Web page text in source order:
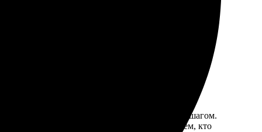
качество отображает все детали. Рамка
с онлайн-редактором, всё понятно, шаг за шагом.
впечатление супер! Рекомендую всем, кто